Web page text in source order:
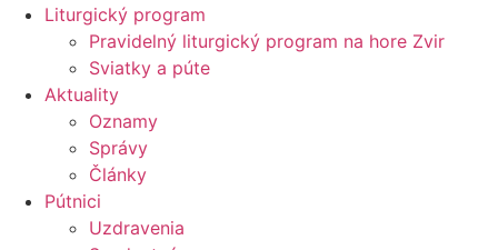
Liturgický program
Pravidelný liturgický program na hore Zvir
Sviatky a púte
Aktuality
Oznamy
Správy
Články
Pútnici
Uzdravenia